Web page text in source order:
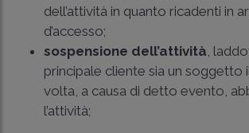
dell’attività in quanto ricadenti in
d’accesso;
sospensione dell’attività ,
principale cliente sia un soggetto
volta, a causa di detto evento,
l’attività;